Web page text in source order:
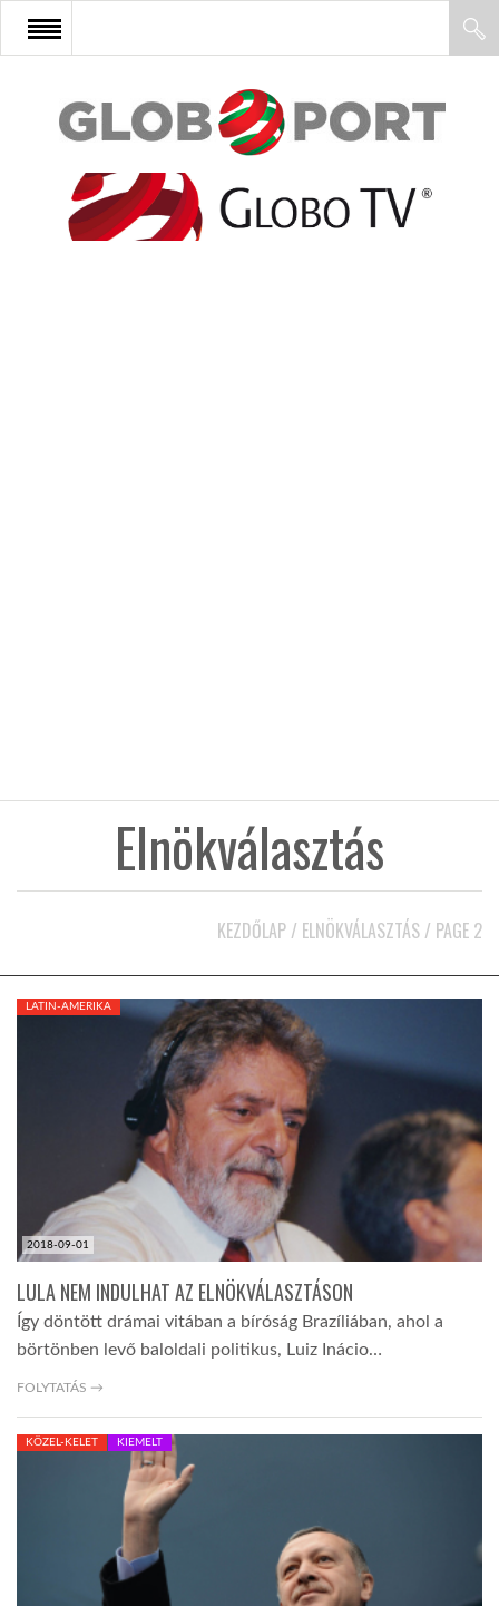
FŐOLDAL
AFRIKA
HÍR3D
TROPICALMAGAZIN
AFRIKA TUDÁSTÁR
A NAP SZÉPE
LINKTR.EE
DOBRAVERO.HU
Elnökválasztás
KEZDŐLAP / ELNÖKVÁLASZTÁS / PAGE 2
2018-09-01
LATIN-AMERIKA
LULA NEM INDULHAT AZ ELNÖKVÁLASZTÁSON
Így döntött drámai vitában a bíróság Brazíliában, ahol a
börtönben levő baloldali politikus, Luiz Inácio…
FOLYTATÁS →
KÖZEL-KELET KIEMELT